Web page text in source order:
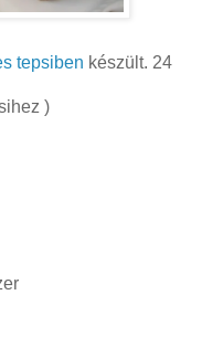
tepsiben készült. 24
)